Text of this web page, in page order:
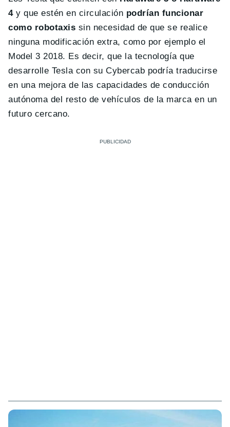
4y que estén en circulación podrían funcionar
como robotaxis sin necesidad de que se realice
ninguna modificación extra, como por ejemplo el
Model 3 2018. Es decir, que la tecnología que
desarrolle Tesla con su Cybercab podría traducirse
en una mejora de las capacidades de conducción
autónoma del resto de vehículos de la marca en un
futuro cercano.